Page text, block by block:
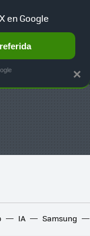
TERRITORIO
IA Samsung
×
en Google